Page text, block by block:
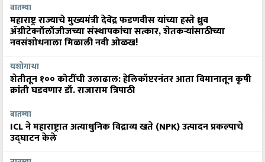
बातम्या
महाराष्ट्र राज्याचे मुख्यमंत्री देवेंद्र फडणवीस यांच्या हस्ते ध्रुव
ॲग्रीटेक्नॉलॉजीजच्या संस्थापकांचा सत्कार, शेतकऱ्यांसाठीच्या
नवसंशोधनाला मिळाली नवी ओळख!
यशोगाथा
शेतीतून १०० कोटींची उलाढाल: हेलिकॉप्टरनंतर आता विमानातून कृषी
क्रांती घडवणार डॉ. राजाराम त्रिपाठी
बातम्या
ICL ने महाराष्ट्रात अत्याधुनिक विद्राव्य खते (NPK) उत्पादन प्रकल्पाचे
उद्घाटन केले